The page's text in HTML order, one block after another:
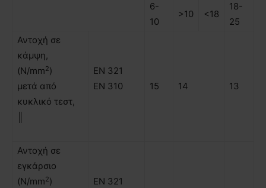
6-
10
>10 <18
18-
25
Αντοχή σε
κάµψη,
(N/mm2)
µετά από
κυκλικό τεστ,
ΕΝ 321
ΕΝ 310
15 14 13
Αντοχή σε
εγκάρσιο
(N/mm2)
ΕΝ 321